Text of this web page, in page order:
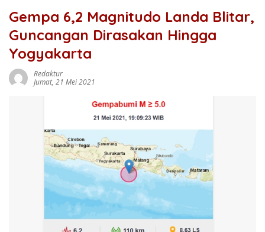
Gempa 6,2 Magnitudo Landa Blitar,
Guncangan Dirasakan Hingga
Yogyakarta
Redaktur
Jumat, 21 Mei 2021